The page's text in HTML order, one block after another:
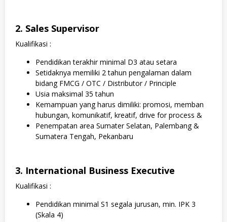
2. Sales Supervisor
Kualifikasi :
Pendidikan terakhir minimal D3 atau setara
Setidaknya memiliki 2 tahun pengalaman dalam
bidang FMCG / OTC / Distributor / Principle
Usia maksimal 35 tahun
Kemampuan yang harus dimiliki: promosi, memban
hubungan, komunikatif, kreatif, drive for process &
Penempatan area Sumater Selatan, Palembang &
Sumatera Tengah, Pekanbaru
3. International Business Executive
Kualifikasi :
Pendidikan minimal S1 segala jurusan, min. IPK 3
(Skala 4)